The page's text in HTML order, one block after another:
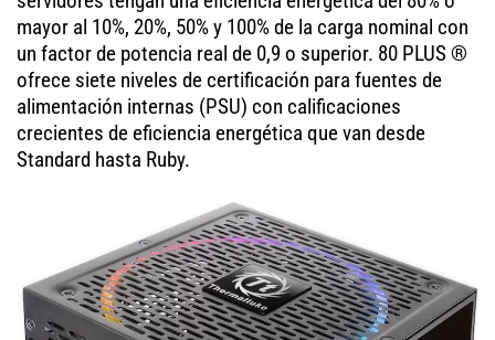
mayor al 10%, 20%, 50% y 100% de la carga nominal con
un factor de potencia real de 0,9 o superior. 80 PLUS ®
ofrece siete niveles de certificación para fuentes de
alimentación internas (PSU) con calificaciones
crecientes de eficiencia energética que van desde
Standard hasta Ruby.